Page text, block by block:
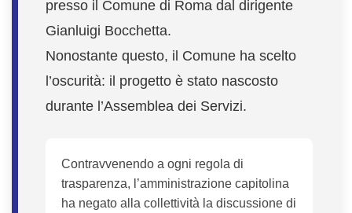
presso il Comune di Roma dal dirigente
Gianluigi Bocchetta.
Nonostante questo, il Comune ha scelto
l’oscurità: il progetto è stato nascosto
durante l’Assemblea dei Servizi.
Contravvenendo a ogni regola di
trasparenza, l’amministrazione capitolina
ha negato alla collettività la discussione di